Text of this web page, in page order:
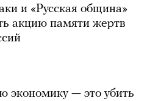
и «Русская община»
акцию памяти жертв
экономику — это убить